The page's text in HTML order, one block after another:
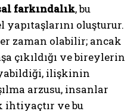
farkındalık, bu
oluşturur.
zaman olabilir; ancak
çıkıldığı ve bireylerin
ilişkinin
arzusu, insanlar
ve bu